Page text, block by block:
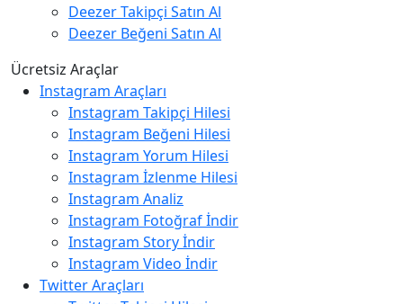
Deezer Takipçi Satın Al
Deezer Beğeni Satın Al
Ücretsiz Araçlar
Instagram Araçları
Instagram Takipçi Hilesi
Instagram Beğeni Hilesi
Instagram Yorum Hilesi
Instagram İzlenme Hilesi
Instagram Analiz
Instagram Fotoğraf İndir
Instagram Story İndir
Instagram Video İndir
Twitter Araçları